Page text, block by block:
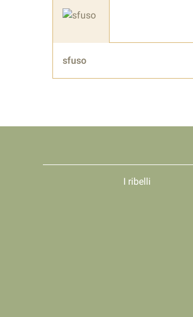
sfuso
I ribelli